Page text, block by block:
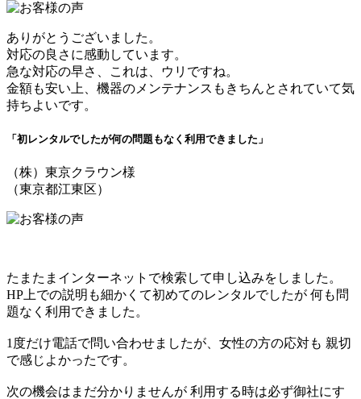
ありがとうございました。
対応の良さに感動しています。
急な対応の早さ、これは、ウリですね。
金額も安い上、機器のメンテナンスもきちんとされていて気
持ちよいです。
「初レンタルでしたが何の問題もなく利用できました」
（株）東京クラウン様
（東京都江東区）
たまたまインターネットで検索して申し込みをしました。
HP上での説明も細かくて初めてのレンタルでしたが 何も問
題なく利用できました。
1度だけ電話で問い合わせましたが、女性の方の応対も 親切
で感じよかったです。
次の機会はまだ分かりませんが 利用する時は必ず御社にす